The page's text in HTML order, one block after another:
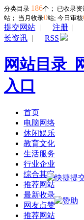
分类目录 186个； 已收录资
站； 当月收录0站; 今日审核
提交网站 | 注册 |
长资讯 | RSS
网站目录_
入口
首页
电脑网络
休闲娱乐
教育文化
生活服务
行业企业
综合其它
推荐网站
最新收录
网友点赞
推荐网站